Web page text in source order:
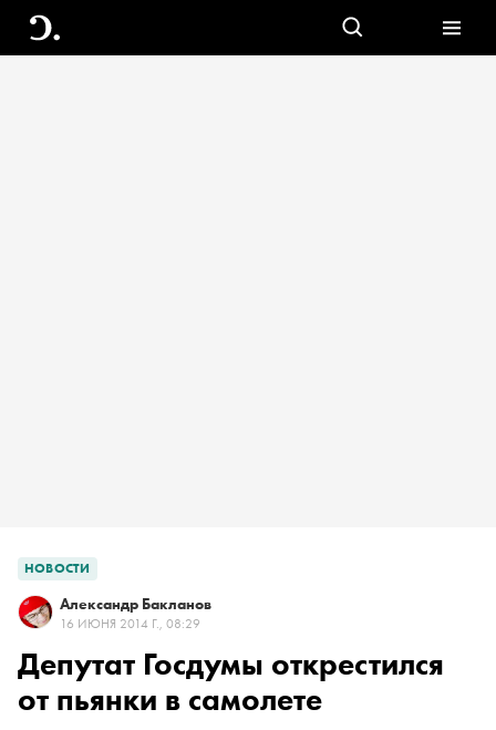
НОВОСТИ
Александр Бакланов
16 ИЮНЯ 2014 Г., 08:29
Депутат Госдумы открестился
от пьянки в самолете